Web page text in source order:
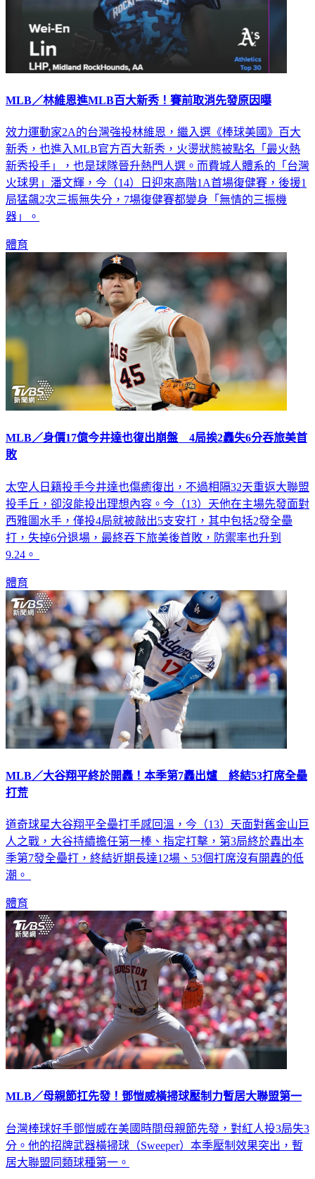
MLB／林維恩進MLB百大新秀！賽前取消先發原因曝
效力運動家2A的台灣強投林維恩，繼入選《棒球美國》百大
新秀，也進入MLB官方百大新秀，火燙狀態被點名「最火熱
新秀投手」，也是球隊晉升熱門人選。而費城人體系的「台灣
火球男」潘文輝，今（14）日迎來高階1A首場復健賽，後援1
局猛飆2次三振無失分，7場復健賽都變身「無情的三振機
器」。
體育
MLB／身價17億今井達也復出崩盤 4局挨2轟失6分吞旅美首
敗
太空人日籍投手今井達也傷癒復出，不過相隔32天重返大聯盟
投手丘，卻沒能投出理想內容。今（13）天他在主場先發面對
西雅圖水手，僅投4局就被敲出5支安打，其中包括2發全壘
打，失掉6分退場，最終吞下旅美後首敗，防禦率也升到
9.24。
體育
MLB／大谷翔平終於開轟！本季第7轟出爐 終結53打席全壘
打荒
道奇球星大谷翔平全壘打手感回溫，今（13）天面對舊金山巨
人之戰，大谷持續擔任第一棒、指定打擊，第3局終於轟出本
季第7發全壘打，終結近期長達12場、53個打席沒有開轟的低
潮。
體育
MLB／母親節扛先發！鄧愷威橫掃球壓制力暫居大聯盟第一
台灣棒球好手鄧愷威在美國時間母親節先發，對紅人投3局失3
分。他的招牌武器橫掃球（Sweeper）本季壓制效果突出，暫
居大聯盟同類球種第一。